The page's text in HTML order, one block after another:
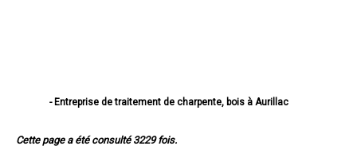
- Entreprise de traitement de charpente, bois à Aurillac
Cette page a été consulté 3229 fois.